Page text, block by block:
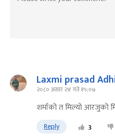
Laxmi prasad
२०८० असार २४ गते १५:०७
शर्माको त मिल्यो आरजुको
Reply 3